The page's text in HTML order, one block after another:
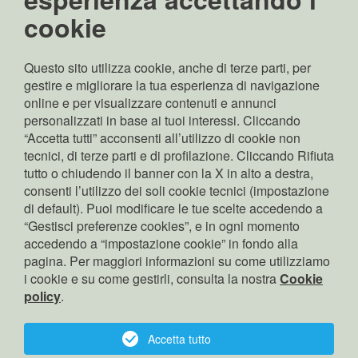
Nr. iscrizione RI
Bolzano: 02689370217
Capitale sociale:
Rappresentante legale:
Pierpaolo Zamunaro
Copyright: © Edyna Srl
cerca
contatto
privacy
cookies
Corporate Governance
gestore indipendente
Accessibilità
cookie
Questo sito utilizza cookie, anche di terze parti, per
gestire e migliorare la tua esperienza di navigazione
online e per visualizzare contenuti e annunci
personalizzati in base ai tuoi interessi. Cliccando
“Accetta tutti” acconsenti all’utilizzo di cookie non
tecnici, di terze parti e di profilazione. Cliccando Rifiuta
tutto o chiudendo il banner con la X in alto a destra,
consenti l’utilizzo dei soli cookie tecnici (impostazione
di default). Puoi modificare le tue scelte accedendo a
“Gestisci preferenze cookies”, e in ogni momento
accedendo a “impostazione cookie” in fondo alla
pagina. Per maggiori informazioni su come utilizziamo
i cookie e su come gestirli, consulta la nostraCookie
policy.
Accetta tutto